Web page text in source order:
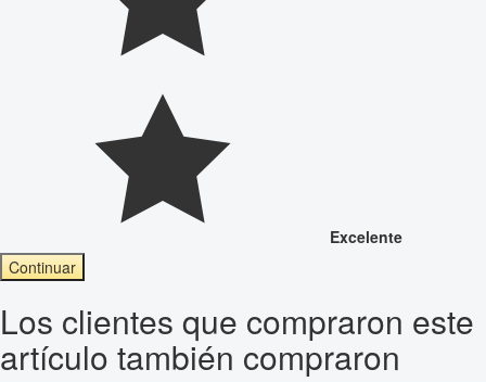
Excelente
Continuar
Los clientes que compraron este
artículo también compraron